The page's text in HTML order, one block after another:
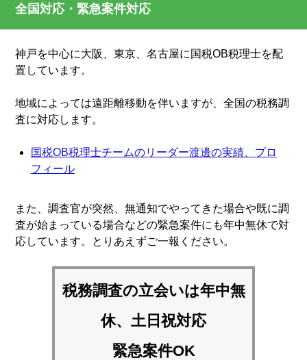
全国対応・緊急案件対応
神戸を中心に大阪、東京、名古屋に国税OB税理士を配
置しています。
地域によっては遠距離移動を伴いますが、全国の税務調
査に対応します。
国税OB税理士チームのリーダー渡邊の実績、プロ
フィール
また、調査官が突然、無通知でやってきた場合や既に調
査が始まっている場合などの緊急案件にも年中無休で対
応しています。とりあえずご一報ください。
税務調査の立会いは年中無
休、土日祝対応
緊急案件OK